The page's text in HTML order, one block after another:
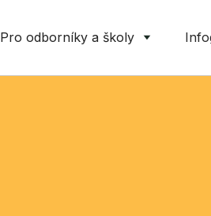
Pro odborníky a školy